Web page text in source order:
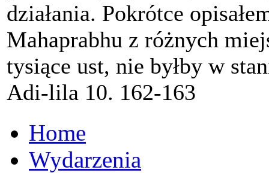
działania. Pokrótce
Mahaprabhu z różnych
tysiące ust, nie byłby w
Adi-lila 10. 162-163
Home
Wydarzenia